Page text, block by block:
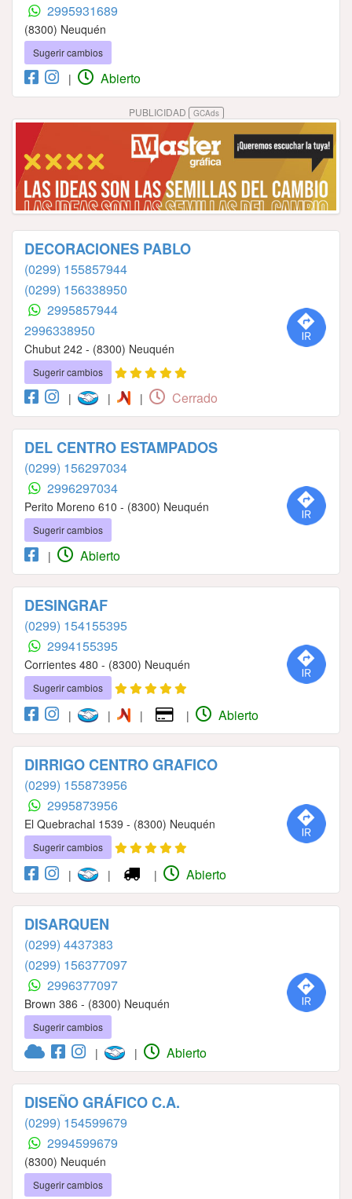
2995931689
(8300) Neuquén
Sugerir cambios
| Abierto
PUBLICIDAD GCAds
DECORACIONES PABLO
(0299) 155857944
(0299) 156338950
2995857944
2996338950
Chubut 242 - (8300) Neuquén
Sugerir cambios
| | | Cerrado
DEL CENTRO ESTAMPADOS
(0299) 156297034
2996297034
Perito Moreno 610 - (8300) Neuquén
Sugerir cambios
| Abierto
DESINGRAF
(0299) 154155395
2994155395
Corrientes 480 - (8300) Neuquén
Sugerir cambios
| | | | Abierto
DIRRIGO CENTRO GRAFICO
(0299) 155873956
2995873956
El Quebrachal 1539 - (8300) Neuquén
Sugerir cambios
| | | Abierto
DISARQUEN
(0299) 4437383
(0299) 156377097
2996377097
Brown 386 - (8300) Neuquén
Sugerir cambios
| | Abierto
DISEÑO GRÁFICO C.A.
(0299) 154599679
2994599679
(8300) Neuquén
Sugerir cambios